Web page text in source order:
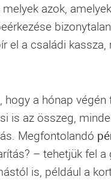
azok,
el a családi
a hónap
is az összeg,
Megfontolandó
– tehetjük fel
is, például a